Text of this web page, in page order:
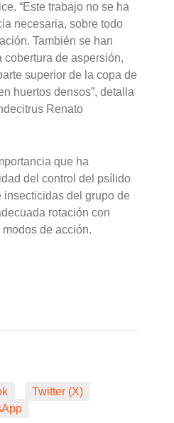
“Este trabajo no se ha
necesaria, sobre todo
También se han
de aspersión,
superior de la copa de
huertos densos”, detalla
Renato
que ha
del control del psílido
insecticidas del grupo de
rotación con
de acción.
Twitter (X)